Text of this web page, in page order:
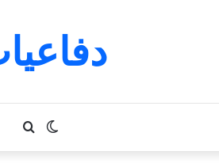
بحثالوضع